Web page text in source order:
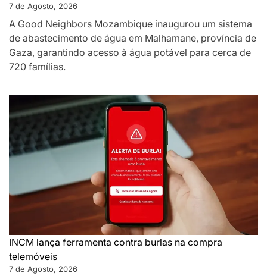
7 de Agosto, 2026
A Good Neighbors Mozambique inaugurou um sistema
de abastecimento de água em Malhamane, província de
Gaza, garantindo acesso à água potável para cerca de
720 famílias.
INCM lança ferramenta contra burlas na compra
telemóveis
7 de Agosto, 2026